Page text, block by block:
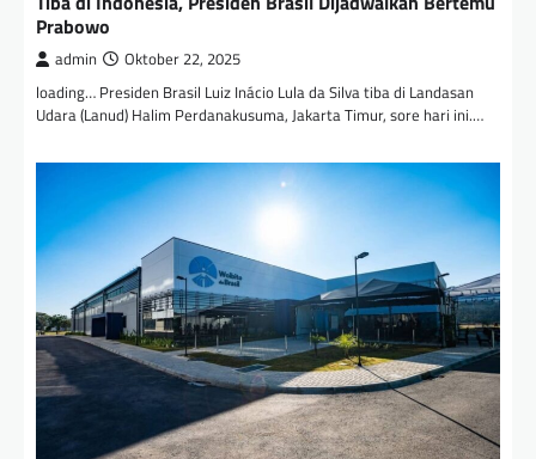
Prabowo
admin Oktober 22, 2025
loading… Presiden Brasil Luiz Inácio Lula da Silva tiba di Landasan
Udara (Lanud) Halim Perdanakusuma, Jakarta Timur, sore hari ini.…